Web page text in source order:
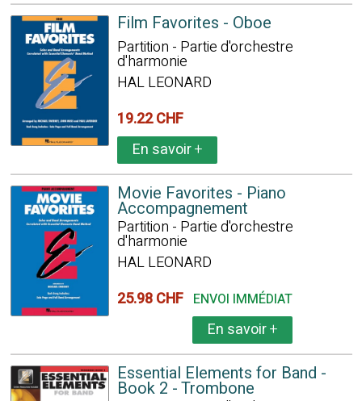
Film Favorites - Oboe
Partition - Partie d'orchestre
d'harmonie
HAL LEONARD
19.22 CHF
En savoir+
Movie Favorites - Piano
Accompagnement
Partition - Partie d'orchestre
d'harmonie
HAL LEONARD
25.98 CHF ENVOI IMMÉDIAT
En savoir+
Essential Elements for Band -
Book 2 - Trombone